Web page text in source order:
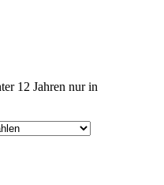
12 Jahren nur in